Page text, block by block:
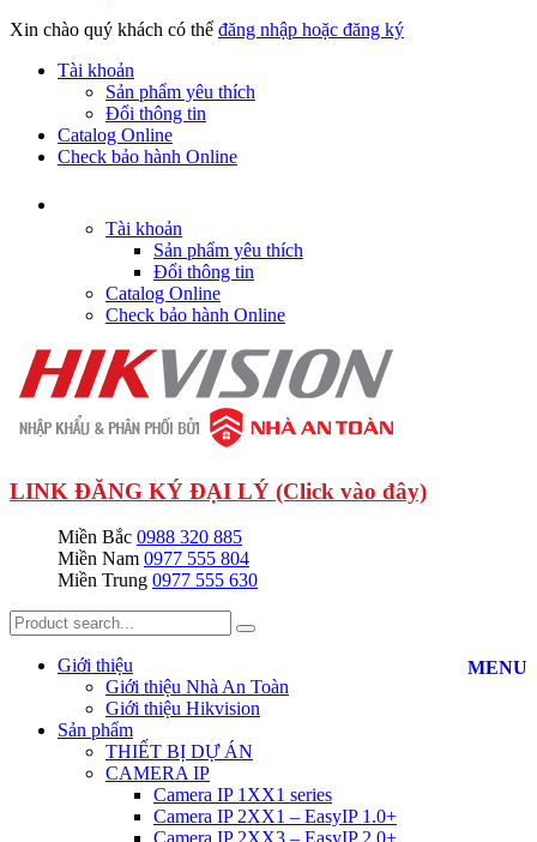
Xin chào quý khách có thể đăng nhập hoặc đăng ký
Tài khoản
Sản phẩm yêu thích
Đổi thông tin
Catalog Online
Check bảo hành Online
Tài khoản
Sản phẩm yêu thích
Đổi thông tin
Catalog Online
Check bảo hành Online
LINK ĐĂNG KÝ ĐẠI LÝ (Click vào đây)
Miền Bắc 0988 320 885
Miền Nam 0977 555 804
Miền Trung 0977 555 630
MENU
Giới thiệu
Giới thiệu Nhà An Toàn
Giới thiệu Hikvision
Sản phẩm
THIẾT BỊ DỰ ÁN
CAMERA IP
Camera IP 1XX1 series
Camera IP 2XX1 – EasyIP 1.0+